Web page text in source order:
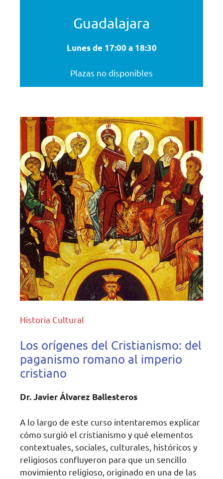
Guadalajara
Lunes de 17:00 a 18:30
Plazas no disponibles
Historia Cultural
Los orígenes del Cristianismo: del
paganismo romano al imperio
cristiano
Dr. Javier Álvarez Ballesteros
A lo largo de este curso intentaremos explicar
cómo surgió el cristianismo y qué elementos
contextuales, sociales, culturales, históricos y
religiosos confluyeron para que un sencillo
movimiento religioso, originado en una de las